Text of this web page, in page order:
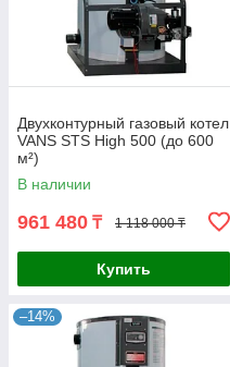
Двухконтурный газовый котел
VANS STS High 500 (до 600
м²)
В наличии
961 480 ₸ 1 118 000 ₸
Купить
–14%